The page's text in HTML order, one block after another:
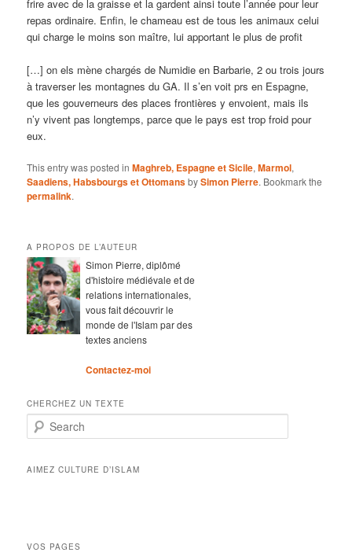
frire avec de la graisse et la gardent ainsi toute l’année pour leur
repas ordinaire. Enfin, le chameau est de tous les animaux celui
qui charge le moins son maître, lui apportant le plus de profit
[…] on els mène chargés de Numidie en Barbarie, 2 ou trois jours
à traverser les montagnes du GA. Il s’en voit prs en Espagne,
que les gouverneurs des places frontières y envoient, mais ils
n’y vivent pas longtemps, parce que le pays est trop froid pour
eux.
This entry was posted inMaghreb, Espagne et Sicile,Marmol,
Saadiens, Habsbourgs et OttomansbySimon Pierre. Bookmark the
permalink.
A PROPOS DE L’AUTEUR
Simon Pierre, diplômé
d'histoire médiévale et de
relations internationales,
vous fait découvrir le
monde de l'Islam par des
textes anciens
Contactez-moi
CHERCHEZ UN TEXTE
Search
AIMEZ CULTURE D’ISLAM
VOS PAGES